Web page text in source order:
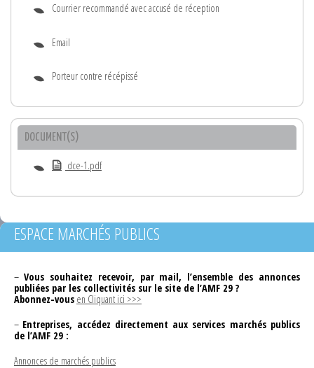
Courrier recommandé avec accusé de réception
Email
Porteur contre récépissé
DOCUMENT(S)
dce-1.pdf
ESPACE MARCHÉS PUBLICS
– Vous souhaitez recevoir, par mail, l’ensemble des annonces
publiées par les collectivités sur le site de l’AMF 29 ?
Abonnez-vous en Cliquant ici >>>
– Entreprises, accédez directement aux services marchés publics
de l’AMF 29 :
Annonces de marchés publics